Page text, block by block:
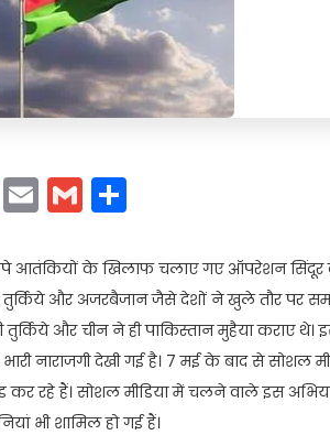
Pinterest
EmailGmail
आतंकियों के खिलाफ चलाए गए ऑपरेशन सिंदूर
और अजरबैजान जैसे देशों ने खुले तौर पर
भी तुर्किये और चीन ने ही पाकिस्तान मुहैया कराए
नाराजगी देखी गई है। 7 मई के बाद से सोशल
कर रहे हैं। सोशल मीडिया में चलने वाले इस
भी शामिल हो गई हैं।